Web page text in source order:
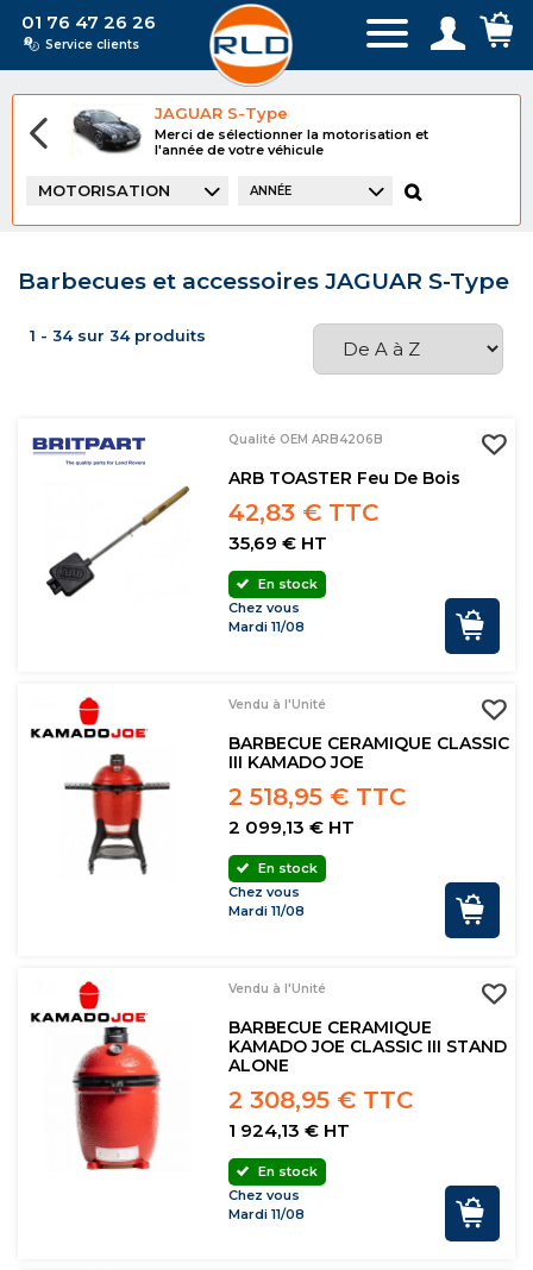
01 76 47 26 26
Service clients
JAGUAR S-Type
Merci de sélectionner la motorisation et
l'année de votre véhicule
MOTORISATION ANNÉE
Barbecues et accessoires JAGUAR S-Type
1 - 34 sur 34 produits
Qualité OEM ARB4206B
ARB TOASTER Feu De Bois
42,83 € TTC
35,69 € HT
En stock
Chez vous
Mardi 11/08
Vendu à l'Unité
BARBECUE CERAMIQUE CLASSIC
III KAMADO JOE
2 518,95 € TTC
2 099,13 € HT
En stock
Chez vous
Mardi 11/08
Vendu à l'Unité
BARBECUE CERAMIQUE
KAMADO JOE CLASSIC III STAND
ALONE
2 308,95 € TTC
1 924,13 € HT
En stock
Chez vous
Mardi 11/08